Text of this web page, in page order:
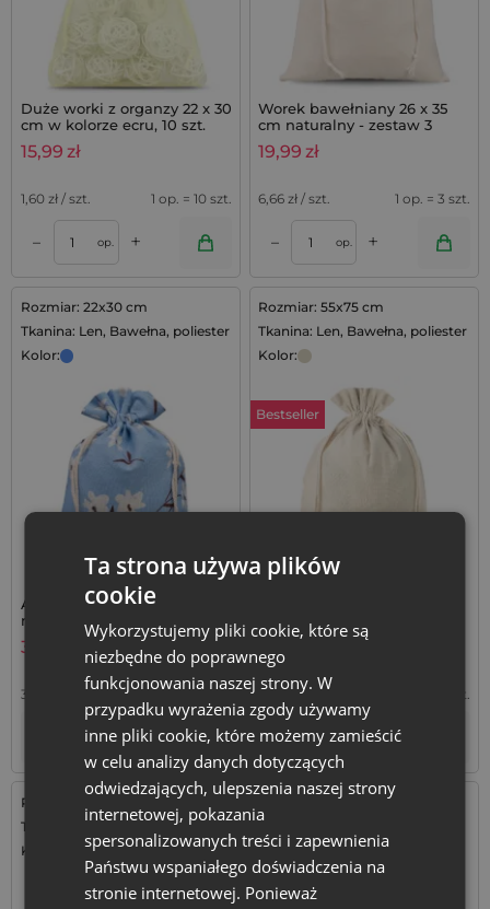
Duże worki z organzy 22 x 30
cm w kolorze ecru, 10 szt.
15,99 zł
1,60 zł / szt. 1 op. = 10 szt.
– op. +
Worek bawełniany 26 x 35
cm naturalny - zestaw 3
sztuk
19,99 zł
6,66 zł / szt. 1 op. = 3 szt.
– op. +
Rozmiar: 22x30 cm
Tkanina: Len, Bawełna, poliester
Kolor:
A'la lniany worek 22 x 30 cm,
niebieski z kwiatowym
nadrukiem
3,99
3,99 zł / szt. 1 op. = 1 szt.
Tymczasowo niedostępny
Rozmiar: 55x75 cm
Tkanina: Len, Bawełna, poliester
Kolor:
Bestseller
75 cm - kolor naturalny
15,49 zł / szt.
– op. +
Rozmiar: 22x30 cm
Tkanina: Satyna
Kolor:
Rozmiar: 22x30 cm
Kolor:
Ta strona używa plików
cookie
Wykorzystujemy pliki cookie, które są
niezbędne do poprawnego
funkcjonowania naszej strony. W
przypadku wyrażenia zgody używamy
inne pliki cookie, które możemy zamieścić
w celu analizy danych dotyczących
odwiedzających, ulepszenia naszej strony
internetowej, pokazania
spersonalizowanych treści i zapewnienia
Państwu wspaniałego doświadczenia na
stronie internetowej. Ponieważ